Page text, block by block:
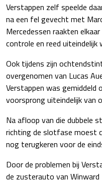
Verstappen zelf speelde
na een fel gevecht met
Mercedessen raakten
controle en reed uiteindelijk
Ook tijdens zijn
overgenomen van Lucas
Verstappen was gemiddeld
voorsprong uiteindelijk van
Na afloop van die dubbele
richting de slotfase moest
nog terugkeren voor de
Door de problemen bij
de zusterauto van Winward